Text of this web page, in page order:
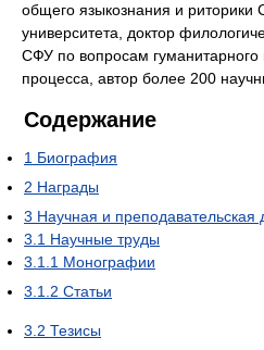
общего языкознания и риторики
университета, доктор
СФУ по вопросам гуманитарного
процесса, автор более 200
Содержание
1 Биография
2 Награды
3 Научная и преподавательская
3.1 Научные труды
3.1.1 Монографии
3.1.2 Статьи
3.2 Тезисы